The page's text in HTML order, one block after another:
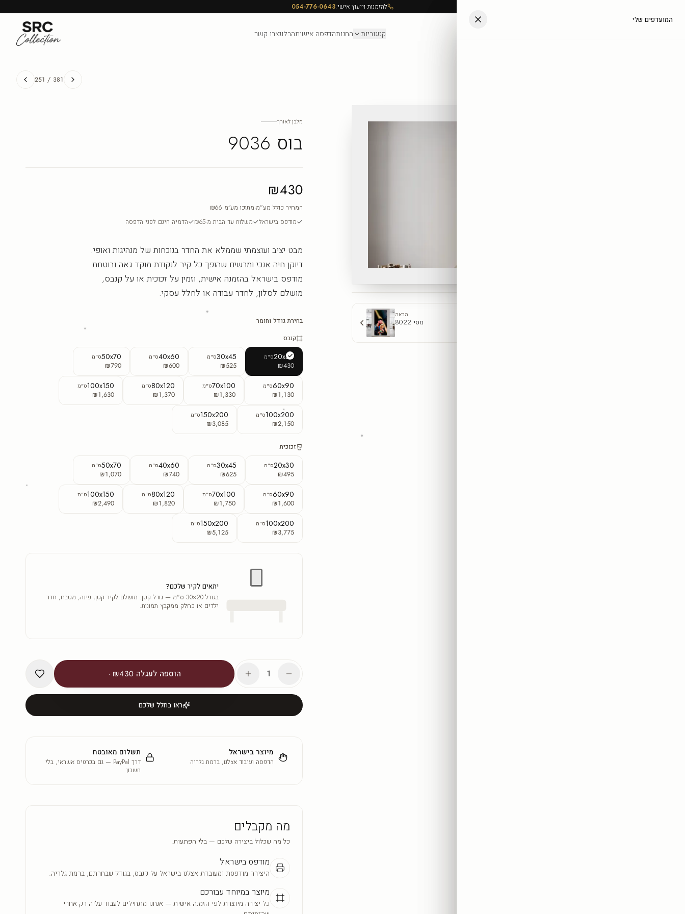
להזמנות וייעוץ אישי:054-776-0643
קטגוריות החנותהדפסה אישיתהבלוגצרו קשר
251 / 381
הבאה
מסי 8022
מלבן לאורך
בוס 9036
₪430
המחיר כולל מע"מ·מתוכו מע״מ ₪66
מודפס בישראל
משלוח עד הבית מ-₪65 הדמיה חינם לפני הדפסה
מבט יציב ועוצמתי שממלא את החדר בנוכחות של מנהיגות ואופי.
דיוקן חיה אנכי ומרשים שהופך כל קיר לנקודת מוקד גאה ובוטחת.
מודפס בישראל בהזמנה אישית, וזמין על זכוכית או על קנבס,
מושלם לסלון, לחדר עבודה או לחלל עסקי.
בחירת גודל וחומר
קנבס
20x30ס"מ
₪430
30x45ס"מ
₪525
40x60ס"מ
₪600
50x70ס"מ
₪790
60x90ס"מ
₪1,130
70x100ס"מ
₪1,330
80x120ס"מ
₪1,370
100x150ס"מ
₪1,630
100x200ס"מ
₪2,150
150x200ס"מ
₪3,085
זכוכית
20x30ס"מ
₪495
30x45ס"מ
₪625
40x60ס"מ
₪740
50x70ס"מ
₪1,070
60x90ס"מ
₪1,600
70x100ס"מ
₪1,750
80x120ס"מ
₪1,820
100x150ס"מ
₪2,490
100x200ס"מ
₪3,775
150x200ס"מ
₪5,125
יתאים לקיר שלכם?
בגודל 20×30 ס"מ — גודל קטן. מושלם לקיר קטן, פינה, מטבח, חדר
ילדים או כחלק ממקבץ תמונות.
1 הוספה לעגלה · ₪430
ראו בחלל שלכם
מיוצר בישראל
הדפסה ועיבוד אצלנו, ברמת גלריה
תשלום מאובטח
דרך PayPal — גם בכרטיס אשראי, בלי
חשבון
מה מקבלים
כל מה שכלול ביצירה שלכם — בלי הפתעות.
מודפס בישראל
היצירה מודפסת ומעובדת אצלנו בישראל על קנבס, בגודל שבחרתם, ברמת גלריה.
מיוצר במיוחד עבורכם
כל יצירה מיוצרת לפי הזמנה אישית — אנחנו מתחילים לעבוד עליה רק אחרי
העגלה שלך
המועדפים שלי